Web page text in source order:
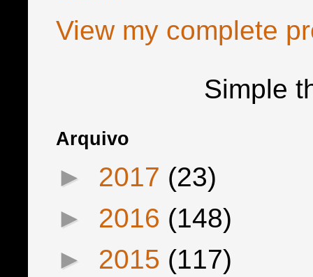
View my complete
Simple
Arquivo
► 2017 (23)
► 2016 (148)
► 2015 (117)